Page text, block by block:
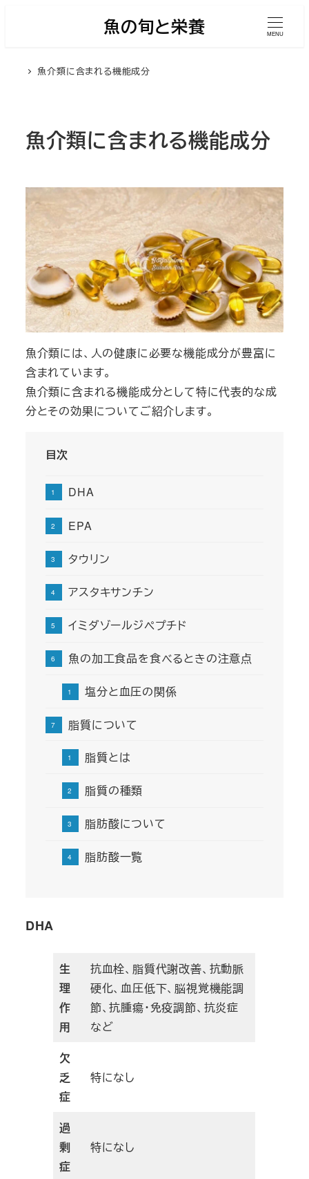
魚の旬と栄養 MENU
魚介類に含まれる機能成分
魚介類に含まれる機能成分
魚介類には、人の健康に必要な機能成分が豊富に
含まれています。
魚介類に含まれる機能成分として特に代表的な成
分とその効果についてご紹介します。
目次
DHA
EPA
タウリン
アスタキサンチン
イミダゾールジペプチド
魚の加工食品を食べるときの注意点
塩分と血圧の関係
脂質について
脂質とは
脂質の種類
脂肪酸について
脂肪酸一覧
DHA
生
理
作
用
抗血栓、脂質代謝改善、抗動脈
硬化、血圧低下、脳視覚機能調
節、抗腫瘍・免疫調節、抗炎症
など
欠
乏
症
特になし
過
剰
症
特になし